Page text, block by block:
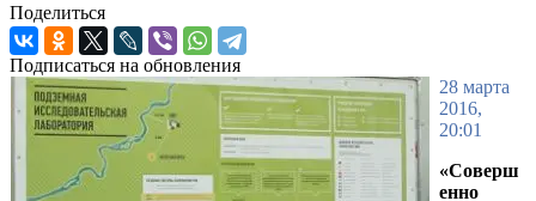
Поделиться
Подписаться на обновления
28 марта
2016,
20:01
«Соверш
енно